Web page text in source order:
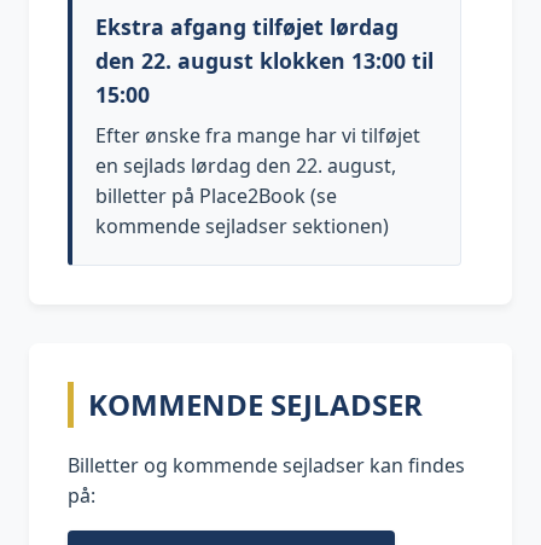
Ekstra afgang tilføjet lørdag
den 22. august klokken 13:00 til
15:00
Efter ønske fra mange har vi tilføjet
en sejlads lørdag den 22. august,
billetter på Place2Book (se
kommende sejladser sektionen)
KOMMENDE SEJLADSER
Billetter og kommende sejladser kan findes
på: